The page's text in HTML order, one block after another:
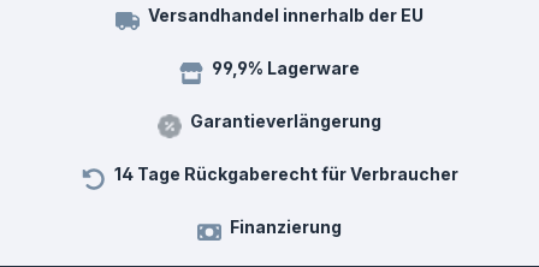
Versandhandel innerhalb der EU
99,9% Lagerware
Garantieverlängerung
14 Tage Rückgaberecht für Verbraucher
Finanzierung